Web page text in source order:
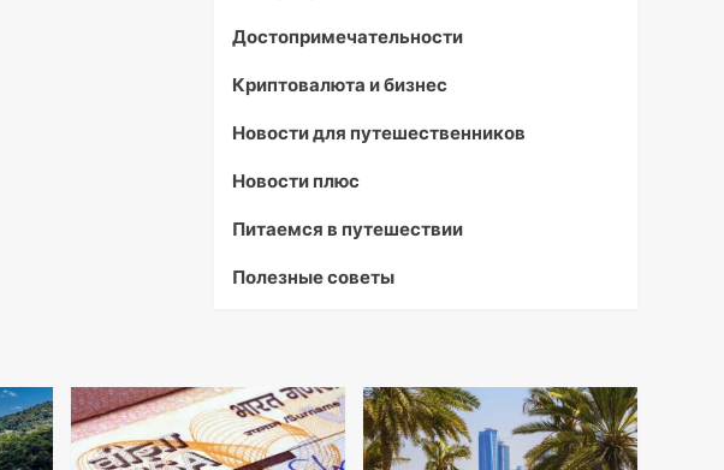
Достопримечательности
Криптовалюта и бизнес
Новости для путешественников
Новости плюс
Питаемся в путешествии
Полезные советы